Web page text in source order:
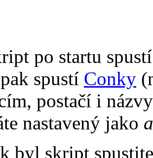
po startu
spustí Conky
postačí i
nastavený jako
byl skript